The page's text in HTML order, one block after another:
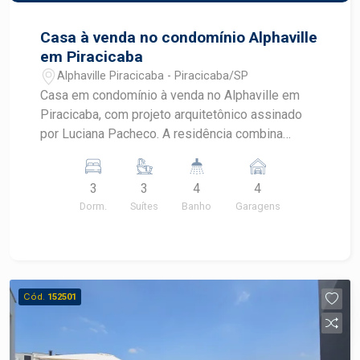
Casa à venda no condomínio Alphaville
em Piracicaba
Alphaville Piracicaba - Piracicaba/SP
Casa em condomínio à venda no Alphaville em
Piracicaba, com projeto arquitetônico assinado
por Luciana Pacheco. A residência combina
padrão de acabamento, proporcionando conforto
e qualidade de vida em um dos condomínios
mais valorizados de Piracicaba.
que garantem iluminação natural. - 4 banheiros - 4
vagas de garagem - 217 m² de área construída -
Terreno com 474,67 m² - Cozinha integrada ao
living, com conceito aberto, ideal para quem
3
Dorm.
3
Suítes
4
Banho
4
Garagens
Cód. 152501